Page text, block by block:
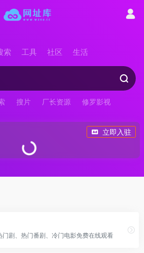
索 工具 社区 生活
搜片 厂长资源 修罗影视
立即入驻
门剧、热门番剧、冷门电影免费在线观看